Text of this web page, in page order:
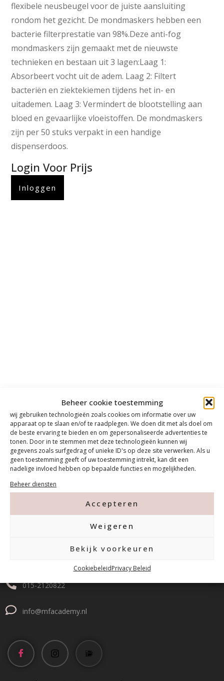
Beheer cookie toestemming
wij gebruiken technologieën zoals cookies om informatie over uw
apparaat op te slaan en/of te raadplegen. We doen dit met als doel om
de beste ervaring te bieden en om gepersonaliseerde advertenties te
tonen. Door in te stemmen met deze technologieën kunnen wij
gegevens zoals surfgedrag of unieke ID's op deze site verwerken. Als u
geen toestemming geeft of uw toestemming intrekt, kan dit een
nadelige invloed hebben op bepaalde functies en mogelijkheden.
Beheer diensten
Accepteren
Weigeren
Bekijk voorkeuren
CookiebeleidPrivacy Beleid
flexibele neusbeugel voor de juiste aansluiting
rondom het gezicht. De mondmaskers hebben een
bacterie filterprestatie van 98%.Deze anti-fog
mondmaskers zijn gemaakt met de nieuwste
technieken en bestaan uit 3 lagen:Laag 1:
Absorbeert vocht uit de adem. Laag 2: Filtert
bacteriën en ziektekiemen tijdens het in- en
uitademen. Laag 3: Vermindert de blootstelling aan
bloed en gevaarlijke vloeistoffen. De mondmaskers
zijn per 50 stuks verpakt in een handige
dispenserdoos.
Login Voor Prijs
Inloggen
015-2120822
info@mfacademy.nl